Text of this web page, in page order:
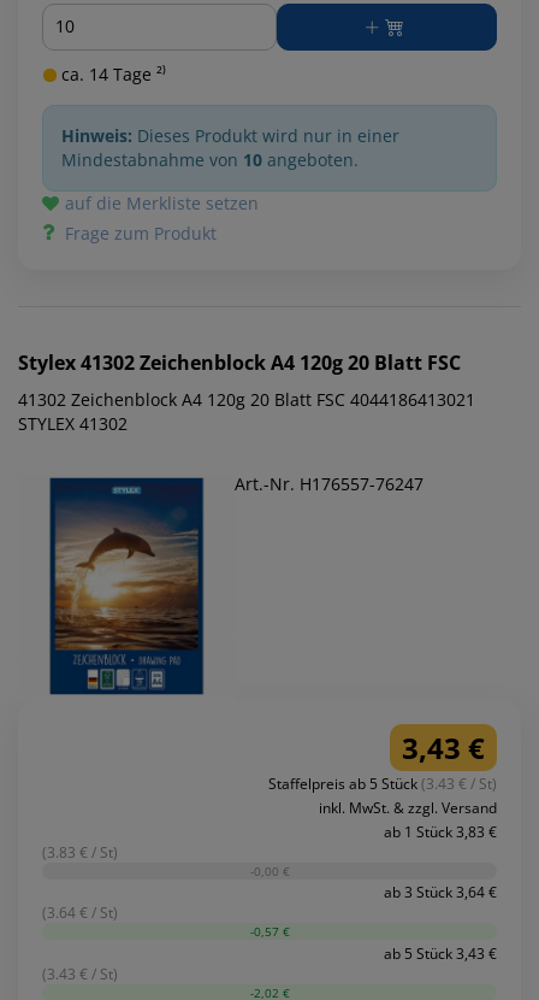
Menge
ca. 14 Tage ²⁾
Hinweis: Dieses Produkt wird nur in einer
Mindestabnahme von 10 angeboten.
auf die Merkliste setzen
Frage zum Produkt
Stylex41302 Zeichenblock A4 120g 20 Blatt FSC
41302 Zeichenblock A4 120g 20 Blatt FSC 4044186413021
STYLEX 41302
Art.-Nr. H176557-76247
3,43 €
Staffelpreis ab 5 Stück(3.43 € / St)
inkl. MwSt. & zzgl. Versand
ab 1 Stück 3,83 €
(3.83 € / St)
-0,00 €
ab 3 Stück 3,64 €
(3.64 € / St)
-0,57 €
ab 5 Stück 3,43 €
(3.43 € / St)
-2,02 €